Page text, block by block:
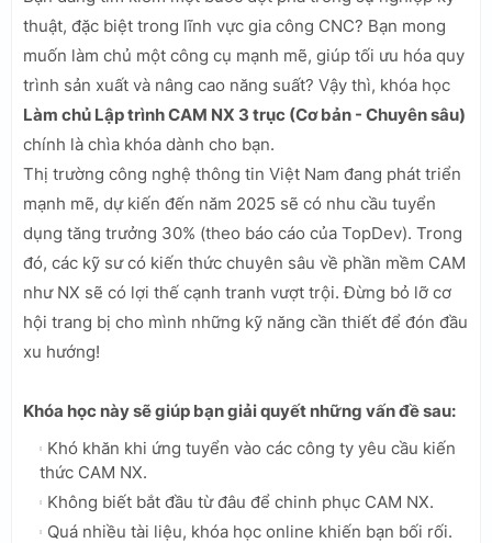
thuật, đặc biệt trong lĩnh vực gia công CNC? Bạn mong
muốn làm chủ một công cụ mạnh mẽ, giúp tối ưu hóa quy
trình sản xuất và nâng cao năng suất? Vậy thì, khóa học
Làm chủ Lập trình CAM NX 3 trục (Cơ bản - Chuyên sâu)
chính là chìa khóa dành cho bạn.
Thị trường công nghệ thông tin Việt Nam đang phát triển
mạnh mẽ, dự kiến đến năm 2025 sẽ có nhu cầu tuyển
dụng tăng trưởng 30% (theo báo cáo của TopDev). Trong
đó, các kỹ sư có kiến thức chuyên sâu về phần mềm CAM
như NX sẽ có lợi thế cạnh tranh vượt trội. Đừng bỏ lỡ cơ
hội trang bị cho mình những kỹ năng cần thiết để đón đầu
xu hướng!
Khóa học này sẽ giúp bạn giải quyết những vấn đề sau:
Khó khăn khi ứng tuyển vào các công ty yêu cầu kiến
thức CAM NX.
Không biết bắt đầu từ đâu để chinh phục CAM NX.
Quá nhiều tài liệu, khóa học online khiến bạn bối rối.